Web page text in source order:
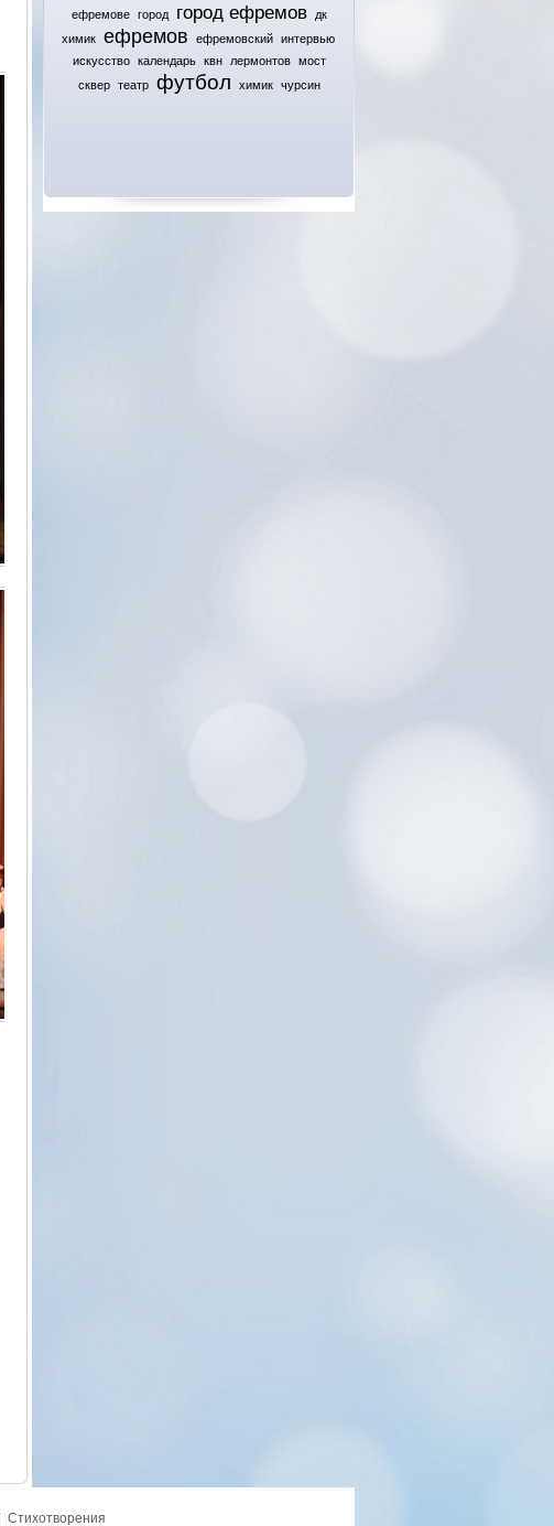
ефремове
город город ефремов
дк
химик
ефремов ефремовский
интервью
искусство
календарь квн лермонтов
мост
сквер
театр футбол химик чурсин
Стихотворения